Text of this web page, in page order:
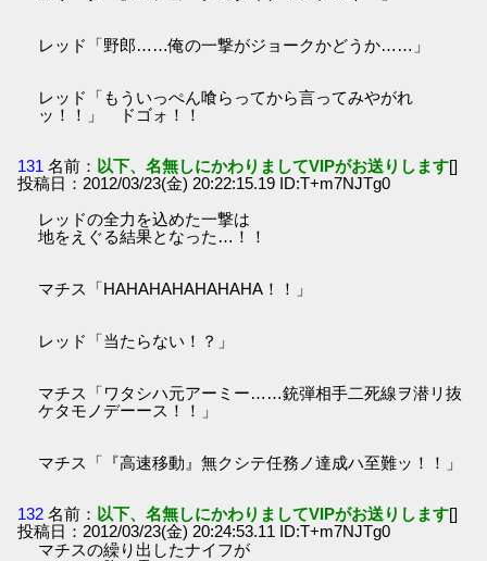
レッド「野郎……俺の一撃がジョークかどうか……」
レッド「もういっぺん喰らってから言ってみやがれ
ッ！！」 ドゴォ！！
131 名前： 以下、名無しにかわりましてVIPがお送りします[]
投稿日：2012/03/23(金) 20:22:15.19 ID:T+m7NJTg0
レッドの全力を込めた一撃は
地をえぐる結果となった…！！
マチス「HAHAHAHAHAHAHA！！」
レッド「当たらない！？」
マチス「ワタシハ元アーミー……銃弾相手二死線ヲ潜リ抜
ケタモノデーース！！」
マチス「『高速移動』無クシテ任務ノ達成ハ至難ッ！！」
132 名前： 以下、名無しにかわりましてVIPがお送りします[]
投稿日：2012/03/23(金) 20:24:53.11 ID:T+m7NJTg0
マチスの繰り出したナイフが